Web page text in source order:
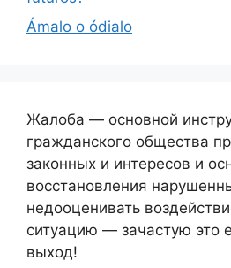
Ámalo o ódialo
Жалоба — основной
гражданского общества
законных и интересов и
восстановления
недооценивать
ситуацию — зачастую это
выход!